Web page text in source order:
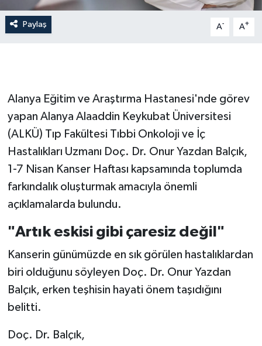
Paylaş A- A+
Alanya Eğitim ve Araştırma Hastanesi'nde görev
yapan Alanya Alaaddin Keykubat Üniversitesi
(ALKÜ) Tıp Fakültesi Tıbbi Onkoloji ve İç
Hastalıkları Uzmanı Doç. Dr. Onur Yazdan Balçık,
1-7 Nisan Kanser Haftası kapsamında toplumda
farkındalık oluşturmak amacıyla önemli
açıklamalarda bulundu.
"Artık eskisi gibi çaresiz değil"
Kanserin günümüzde en sık görülen hastalıklardan
biri olduğunu söyleyen Doç. Dr. Onur Yazdan
Balçık, erken teşhisin hayati önem taşıdığını
belitti.
Doç. Dr. Balçık,